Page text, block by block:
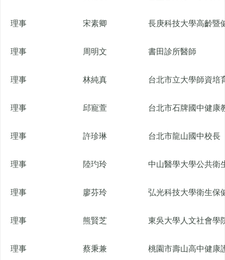
理事 宋素卿 長庚科技大學高齡暨
理事 周明文 書田診所醫師
理事 林純真 台北市立大學師資培
理事 邱寵萱 台北市石牌國中健康
理事 許珍琳 台北市龍山國中校長
理事 陸玓玲 中山醫學大學公共衛
理事 廖芬玲 弘光科技大學衛生保
理事 熊賢芝 東吳大學人文社會學
理事 蔡秉兼 桃園市壽山高中健康